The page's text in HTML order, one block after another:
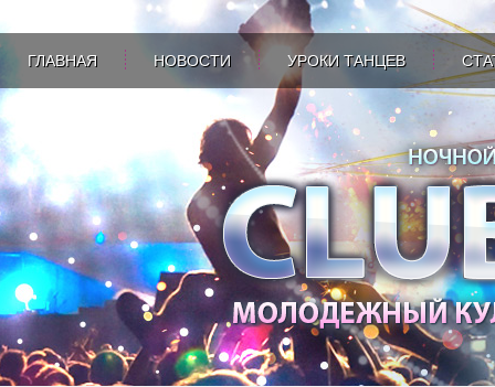
ГЛАВНАЯ НОВОСТИ УРОКИ ТАНЦЕВ